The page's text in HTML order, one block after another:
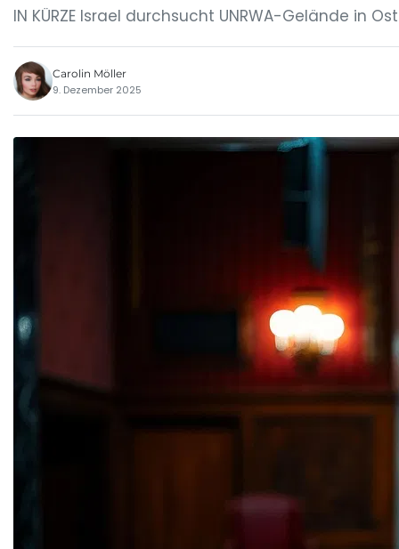
IN KÜRZE Israel durchsucht UNRWA-Gelände in
Carolin Möller
9. Dezember 2025